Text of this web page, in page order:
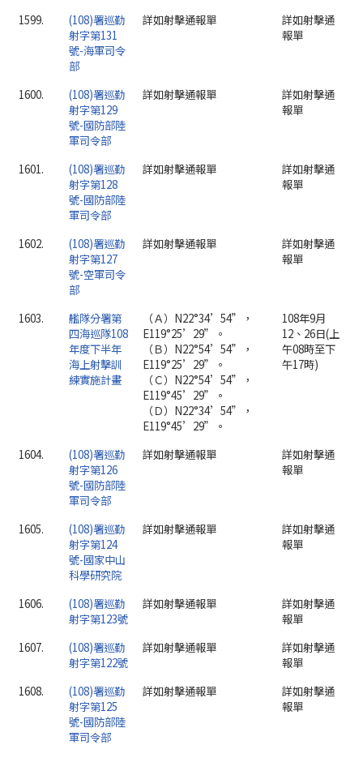
1599.
(108)署巡勤
射字第131
號-海軍司令
部
詳如射擊通報單
詳如射擊通
報單
1600.
(108)署巡勤
射字第129
號-國防部陸
軍司令部
詳如射擊通報單
詳如射擊通
報單
1601.
(108)署巡勤
射字第128
號-國防部陸
軍司令部
詳如射擊通報單
詳如射擊通
報單
1602.
(108)署巡勤
射字第127
號-空軍司令
部
詳如射擊通報單
詳如射擊通
報單
1603.
艦隊分署第
四海巡隊108
年度下半年
海上射擊訓
練實施計畫
（Ａ）N22°34’54”，
E119°25’29”。
（Ｂ）N22°54’54”，
E119°25’29”。
（Ｃ）N22°54’54”，
E119°45’29”。
（Ｄ）N22°34’54”，
E119°45’29”。
108年9月
12、26日(上
午08時至下
午17時)
1604.
(108)署巡勤
射字第126
號-國防部陸
軍司令部
詳如射擊通報單
詳如射擊通
報單
1605.
(108)署巡勤
射字第124
號-國家中山
科學研究院
詳如射擊通報單
詳如射擊通
報單
1606.
(108)署巡勤
射字第123號
詳如射擊通報單
詳如射擊通
報單
1607.
(108)署巡勤
射字第122號
詳如射擊通報單
詳如射擊通
報單
1608.
(108)署巡勤
射字第125
號-國防部陸
軍司令部
詳如射擊通報單
詳如射擊通
報單